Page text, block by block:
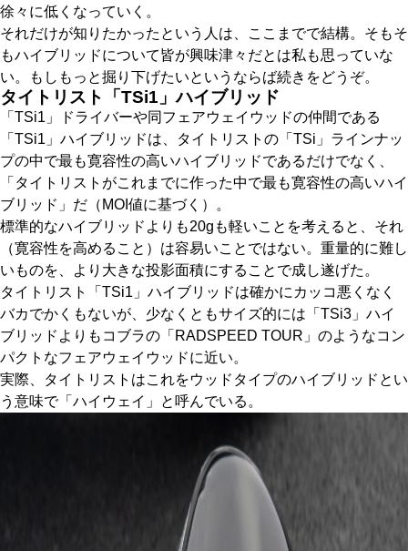
徐々に低くなっていく。
それだけが知りたかったという人は、ここまでで結構。そもそ
もハイブリッドについて皆が興味津々だとは私も思っていな
い。もしもっと掘り下げたいというならば続きをどうぞ。
タイトリスト「TSi1」ハイブリッド
「TSi1」ドライバーや同フェアウェイウッドの仲間である
「TSi1」ハイブリッドは、タイトリストの「TSi」ラインナッ
プの中で最も寛容性の高いハイブリッドであるだけでなく、
「タイトリストがこれまでに作った中で最も寛容性の高いハイ
ブリッド」だ（MOI値に基づく）。
標準的なハイブリッドよりも20gも軽いことを考えると、それ
（寛容性を高めること）は容易いことではない。重量的に難し
いものを、より大きな投影面積にすることで成し遂げた。
タイトリスト「TSi1」ハイブリッドは確かにカッコ悪くなく
バカでかくもないが、少なくともサイズ的には「TSi3」ハイ
ブリッドよりもコブラの「RADSPEED TOUR」のようなコン
パクトなフェアウェイウッドに近い。
実際、タイトリストはこれをウッドタイプのハイブリッドとい
う意味で「ハイウェイ」と呼んでいる。